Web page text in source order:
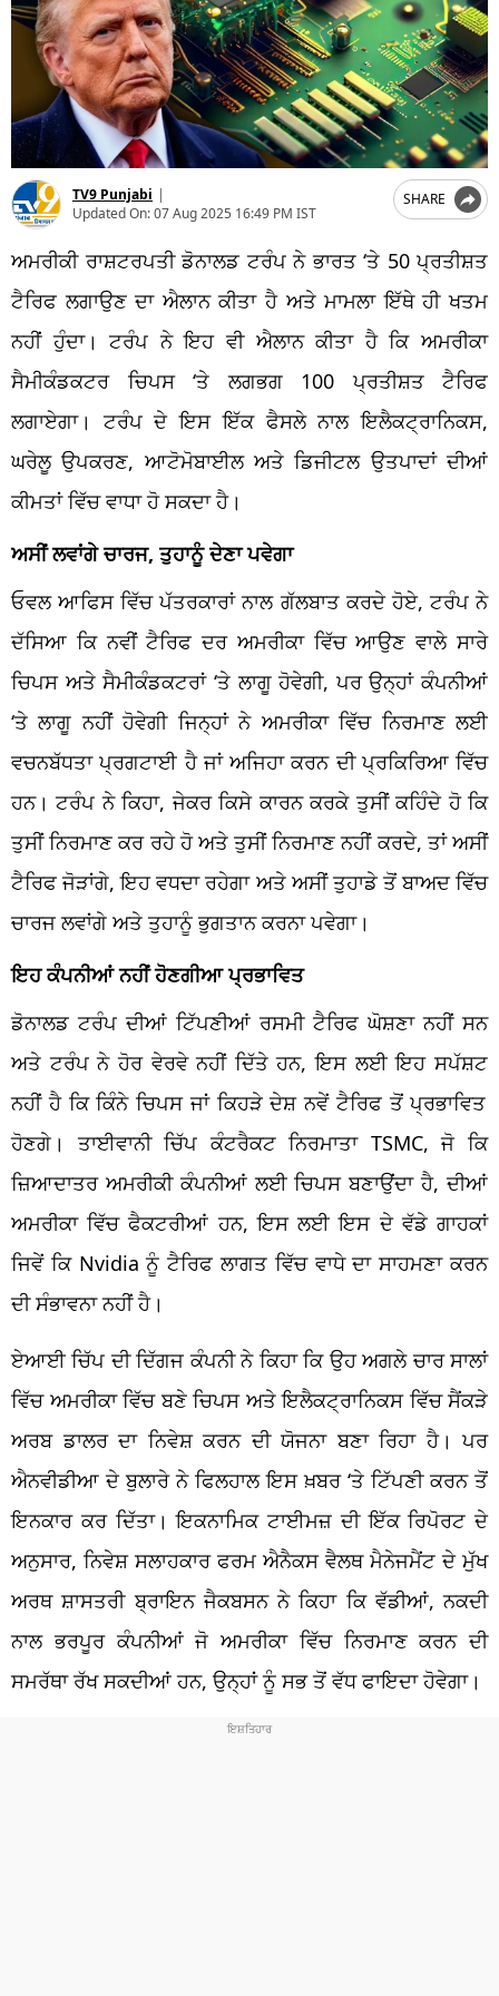
TV9 Punjabi |
Updated On:07 Aug 2025 16:49 PM IST
SHARE
ਅਮਰੀਕੀ ਰਾਸ਼ਟਰਪਤੀਡੋਨਾਲਡ ਟਰੰਪਨੇ ਭਾਰਤ ‘ਤੇ 50ਪ੍ਰਤੀਸ਼ਤ
ਟੈਰਿਫ ਲਗਾਉਣਦਾ ਐਲਾਨ ਕੀਤਾ ਹੈ ਅਤੇ ਮਾਮਲਾਇੱਥੇਹੀ ਖਤਮ
ਨਹੀਂ ਹੁੰਦਾ।ਟਰੰਪ ਨੇ ਇਹ ਵੀ ਐਲਾਨ ਕੀਤਾ ਹੈ ਕਿ ਅਮਰੀਕਾ
ਸੈਮੀਕੰਡਕਟਰ
ਚਿਪਸ‘ਤੇ ਲਗਭਗ 100ਪ੍ਰਤੀਸ਼ਤ
ਟੈਰਿਫ
ਲਗਾਏਗਾ। ਟਰੰਪਦੇ ਇਸ ਇੱਕ ਫੈਸਲੇ ਨਾਲਇਲੈਕਟ੍ਰਾਨਿਕਸ,
ਘਰੇਲੂ ਉਪਕਰਣ, ਆਟੋਮੋਬਾਈਲਅਤੇਡਿਜੀਟਲ ਉਤਪਾਦਾਂਦੀਆਂ
ਕੀਮਤਾਂ ਵਿੱਚ ਵਾਧਾ ਹੋ ਸਕਦਾ ਹੈ।
ਅਸੀਂ ਲਵਾਂਗੇ ਚਾਰਜ, ਤੁਹਾਨੂੰ ਦੇਣਾ ਪਵੇਗਾ
ਓਵਲਆਫਿਸ ਵਿੱਚ ਪੱਤਰਕਾਰਾਂ ਨਾਲ ਗੱਲਬਾਤ ਕਰਦੇ ਹੋਏ, ਟਰੰਪਨੇ
ਦੱਸਿਆ ਕਿ ਨਵੀਂਟੈਰਿਫ ਦਰ ਅਮਰੀਕਾ ਵਿੱਚ ਆਉਣ ਵਾਲੇ ਸਾਰੇ
ਚਿਪਸਅਤੇਸੈਮੀਕੰਡਕਟਰਾਂ‘ਤੇ ਲਾਗੂ ਹੋਵੇਗੀ, ਪਰ ਉਨ੍ਹਾਂ ਕੰਪਨੀਆਂ
‘ਤੇ ਲਾਗੂ ਨਹੀਂ ਹੋਵੇਗੀ ਜਿਨ੍ਹਾਂ ਨੇ ਅਮਰੀਕਾ ਵਿੱਚ ਨਿਰਮਾਣ ਲਈ
ਵਚਨਬੱਧਤਾਪ੍ਰਗਟਾਈ ਹੈ ਜਾਂ ਅਜਿਹਾ ਕਰਨ ਦੀ ਪ੍ਰਕਿਰਿਆ ਵਿੱਚ
ਹਨ।ਟਰੰਪ ਨੇ ਕਿਹਾ, ਜੇਕਰ ਕਿਸੇ ਕਾਰਨ ਕਰਕੇ ਤੁਸੀਂ ਕਹਿੰਦੇ ਹੋ ਕਿ
ਤੁਸੀਂ ਨਿਰਮਾਣ ਕਰ ਰਹੇ ਹੋ ਅਤੇ ਤੁਸੀਂ ਨਿਰਮਾਣ ਨਹੀਂ ਕਰਦੇ, ਤਾਂ ਅਸੀਂ
ਟੈਰਿਫਜੋੜਾਂਗੇ, ਇਹਵਧਦਾਰਹੇਗਾ ਅਤੇ ਅਸੀਂ ਤੁਹਾਡੇ ਤੋਂ ਬਾਅਦ ਵਿੱਚ
ਚਾਰਜ ਲਵਾਂਗੇ ਅਤੇ ਤੁਹਾਨੂੰਭੁਗਤਾਨਕਰਨਾ ਪਵੇਗਾ।
ਇਹਕੰਪਨੀਆਂਨਹੀਂਹੋਣਗੀਆਪ੍ਰਭਾਵਿਤ
ਡੋਨਾਲਡ ਟਰੰਪ ਦੀਆਂ ਟਿੱਪਣੀਆਂ ਰਸਮੀ ਟੈਰਿਫ ਘੋਸ਼ਣਾਨਹੀਂ ਸਨ
ਅਤੇ ਟਰੰਪਨੇ ਹੋਰ ਵੇਰਵੇ ਨਹੀਂ ਦਿੱਤੇ ਹਨ, ਇਸ ਲਈ ਇਹਸਪੱਸ਼ਟ
ਨਹੀਂ ਹੈ ਕਿ ਕਿੰਨੇ ਚਿਪਸਜਾਂ ਕਿਹੜੇਦੇਸ਼ਨਵੇਂ ਟੈਰਿਫਤੋਂ ਪ੍ਰਭਾਵਿਤ
ਹੋਣਗੇ। ਤਾਈਵਾਨੀ ਚਿੱਪ ਕੰਟਰੈਕਟਨਿਰਮਾਤਾ TSMC,ਜੋ ਕਿ
ਜ਼ਿਆਦਾਤਰ ਅਮਰੀਕੀ ਕੰਪਨੀਆਂ ਲਈਚਿਪਸਬਣਾਉਂਦਾ ਹੈ, ਦੀਆਂ
ਅਮਰੀਕਾ ਵਿੱਚ ਫੈਕਟਰੀਆਂ ਹਨ, ਇਸ ਲਈ ਇਸ ਦੇ ਵੱਡੇ ਗਾਹਕਾਂ
ਜਿਵੇਂ ਕਿ Nvidiaਨੂੰਟੈਰਿਫ ਲਾਗਤ ਵਿੱਚ ਵਾਧੇ ਦਾ ਸਾਹਮਣਾ ਕਰਨ
ਦੀ ਸੰਭਾਵਨਾ ਨਹੀਂ ਹੈ।
ਏਆਈ ਚਿੱਪ ਦੀਦਿੱਗਜ ਕੰਪਨੀ ਨੇ ਕਿਹਾ ਕਿ ਉਹ ਅਗਲੇ ਚਾਰ ਸਾਲਾਂ
ਵਿੱਚ ਅਮਰੀਕਾ ਵਿੱਚ ਬਣੇ ਚਿਪਸਅਤੇਇਲੈਕਟ੍ਰਾਨਿਕਸਵਿੱਚ ਸੈਂਕੜੇ
ਅਰਬ ਡਾਲਰ ਦਾ ਨਿਵੇਸ਼ਕਰਨ ਦੀ ਯੋਜਨਾ ਬਣਾ ਰਿਹਾ ਹੈ। ਪਰ
ਐਨਵੀਡੀਆ ਦੇ ਬੁਲਾਰੇ ਨੇ ਫਿਲਹਾਲਇਸ ਖ਼ਬਰ ‘ਤੇ ਟਿੱਪਣੀ ਕਰਨ ਤੋਂ
ਇਨਕਾਰ ਕਰ ਦਿੱਤਾ।ਇਕਨਾਮਿਕ ਟਾਈਮਜ਼ ਦੀ ਇੱਕ ਰਿਪੋਰਟ ਦੇ
ਅਨੁਸਾਰ, ਨਿਵੇਸ਼ਸਲਾਹਕਾਰ ਫਰਮ ਐਨੈਕਸ ਵੈਲਥ ਮੈਨੇਜਮੈਂਟ ਦੇ ਮੁੱਖ
ਅਰਥਸ਼ਾਸਤਰੀ ਬ੍ਰਾਇਨ ਜੈਕਬਸਨਨੇ ਕਿਹਾ ਕਿ ਵੱਡੀਆਂ, ਨਕਦੀ
ਨਾਲ ਭਰਪੂਰ ਕੰਪਨੀਆਂ ਜੋ ਅਮਰੀਕਾ ਵਿੱਚ ਨਿਰਮਾਣ ਕਰਨ ਦੀ
ਸਮਰੱਥਾਰੱਖ ਸਕਦੀਆਂ ਹਨ, ਉਨ੍ਹਾਂ ਨੂੰ ਸਭ ਤੋਂ ਵੱਧ ਫਾਇਦਾ ਹੋਵੇਗਾ।